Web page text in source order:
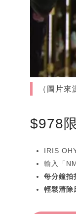
（圖片
$978
IRIS
輸入「
每分鐘拍
輕鬆清除